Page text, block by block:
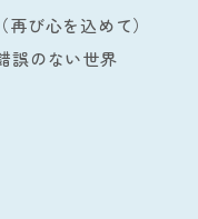
び心を込めて）
のない世界